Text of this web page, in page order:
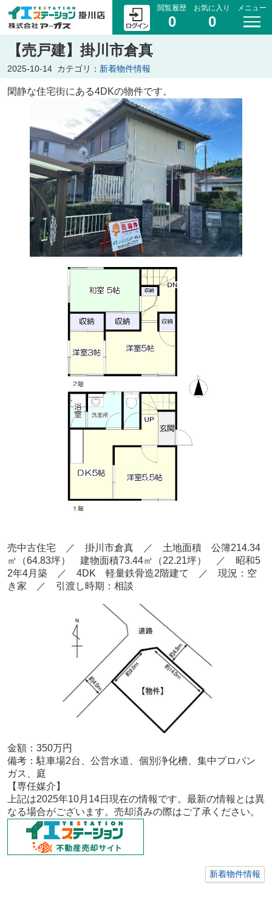
閲覧履歴
0
お気に入り
0
メニュー
【売戸建】掛川市倉真
2025-10-14 カテゴリ： 新着物件情報
閑静な住宅街にある4DKの物件です。
売中古住宅 ／ 掛川市倉真
／ 土地面積 公簿214.34
㎡
（64.83坪） 建物面積73.44㎡（22.21坪） ／ 昭和5
2年4月 築 ／ 4DK 軽量鉄骨造2階建て
／ 現況：空
き家 ／ 引渡し時期：相談
金額：350万円
備考： 駐車場2台、公営水道、個別浄化槽、集中プロパン
ガス、庭
【専任媒介 】
上記は2025年10月14日現在の情報です。最新の情報とは異
なる場合がございます。売却済みの際はご了承ください。
新着物件情報